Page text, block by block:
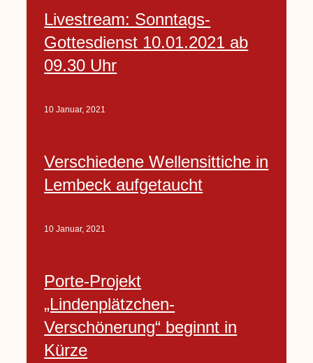
Livestream: Sonntags-
Gottesdienst 10.01.2021 ab
09.30 Uhr
10 Januar, 2021
Verschiedene Wellensittiche in
Lembeck aufgetaucht
10 Januar, 2021
Porte-Projekt
„Lindenplätzchen-
Verschönerung“ beginnt in
Kürze